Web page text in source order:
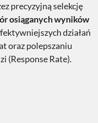
precyzyjną selekcję
osiąganych wyników
działań
oraz polepszaniu
(Response Rate).